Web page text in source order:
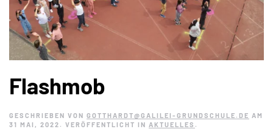
Flashmob
GESCHRIEBEN VON GOTTHARDT@GALILEI-GRUNDSCHULE.DE AM
31 MAI, 2022 . VERÖFFENTLICHT IN AKTUELLES .